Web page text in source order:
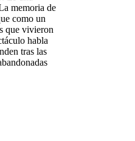
memoria de
como un
que vivieron
habla
tras las